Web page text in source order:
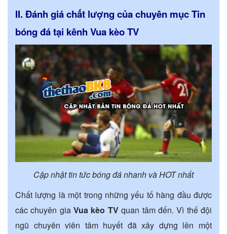
II. Đánh giá chất lượng của chuyên mục Tin
bóng đá tại kênh Vua kèo TV
Cập nhật tin tức bóng đá nhanh và HOT nhất
Chất lượng là một trong những yếu tố hàng đầu được
các chuyên giaVua kèo TVquan tâm đến. Vì thế đội
ngũ chuyên viên tâm huyết đã xây dựng lên một